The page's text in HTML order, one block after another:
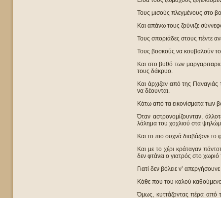
Τους μισούς πλεγμένους στο
Και απάνω τους ζούνιζε
Τους σποριάδες στους πέντε
Τους βοσκούς να κουβαλούν
Και στο βυθό των
τους δάκρυο.
Και άρχιζαν από της
να δέουνται.
Κάτω από τα εικονίσματα των
Όταν αστρονομίζουνταν,
λάλημα του χοχλιού στα
Και το πιο συχνά διαβάζανε το
Και με το χέρι κράταγαν
δεν φτάνει ο γιατρός στο χωριό
Γιατί δεν βόλειε ν’
Κάθε που του καλού
Όμως, κυττάζοντας πέρα από